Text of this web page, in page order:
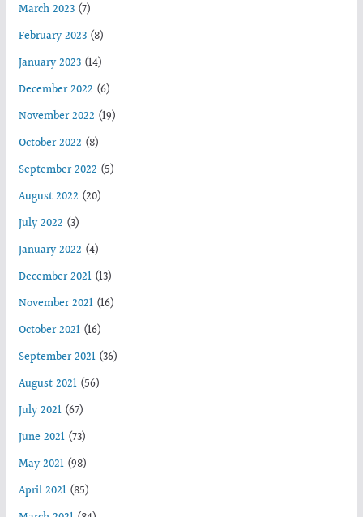
March 2023(7)
February 2023(8)
January 2023(14)
December 2022 (6)
November 2022 (19)
October 2022 (8)
September 2022 (5)
August 2022 (20)
July 2022 (3)
January 2022 (4)
December 2021(13)
November 2021(16)
October 2021(16)
September 2021(36)
August 2021(56)
July 2021(67)
June 2021(73)
May 2021(98)
April 2021(85)